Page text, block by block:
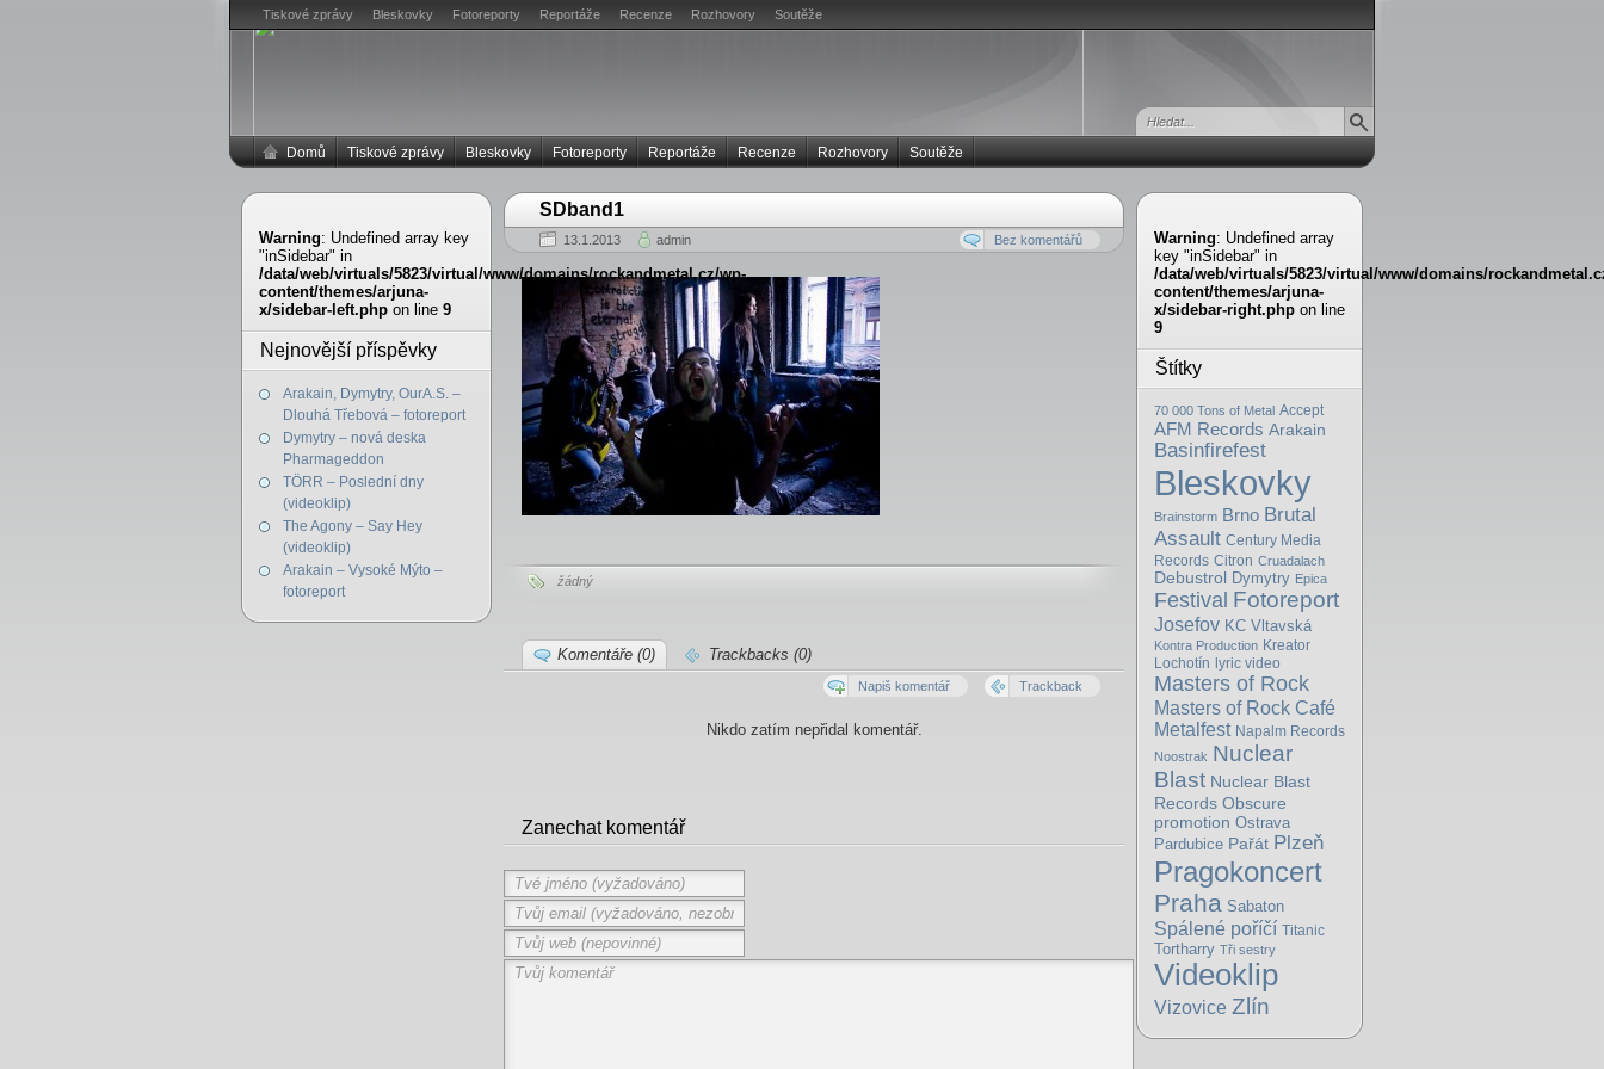
Tiskové zprávy Bleskovky Fotoreporty Reportáže Recenze Rozhovory Soutěže
Domů Tiskové zprávy Bleskovky Fotoreporty Reportáže Recenze Rozhovory Soutěže
Warning: Undefined array key
"inSidebar" in
/data/web/virtuals/5823/virtual/www/domains/rockandmetal.cz/wp-
content/themes/arjuna-
x/sidebar-left.php on line 9
Nejnovější příspěvky
Arakain, Dymytry, OurA.S. –
Dlouhá Třebová – fotoreport
Dymytry – nová deska
Pharmageddon
TÖRR – Poslední dny
(videoklip)
The Agony – Say Hey
(videoklip)
Arakain – Vysoké Mýto –
fotoreport
Warning: Undefined array
key "inSidebar" in
/data/web/virtuals/5823/virtual/www/domains/
content/themes/arjuna-
x/sidebar-right.php on line
9
Štítky
70 000 Tons of Metal Accept
AFM Records Arakain
Basinfirefest
Bleskovky
Brainstorm Brno Brutal
Assault Century Media
Records Citron Cruadalach
Debustrol Dymytry Epica
Festival Fotoreport
Josefov KC Vltavská
Kontra Production Kreator
Lochotín lyric video
Masters of Rock
Masters of Rock Café
Metalfest Napalm Records
Noostrak Nuclear
Blast Nuclear Blast
Records Obscure
promotion Ostrava
Pardubice Pařát Plzeň
Pragokoncert
Praha Sabaton
Spálené poříčí Titanic
Tortharry Tři sestry
Videoklip
Vizovice Zlín
SDband1
13.1.2013 admin Bez komentářů
žádný
Komentáře (0) Trackbacks (0)
Napiš komentář Trackback
Nikdo zatím nepřidal komentář.
Zanechat komentář